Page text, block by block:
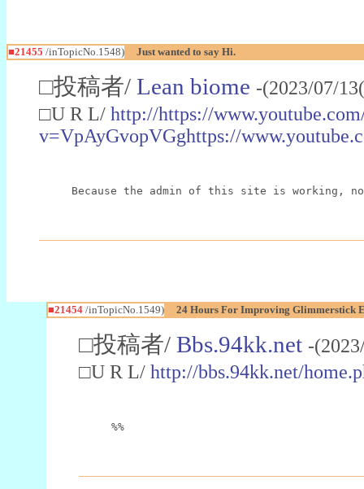
■21455 /inTopicNo.1548) Just wanted to say Hi.
□投稿者/ Lean biome -(2023/07/
□U R L/ http://https://
v=VpAyGvopVGghttps://
Because the admin of this site is working,
■21454/inTopicNo.1549) 24 Hours For Improving Glimmerstick
□投稿者/ Bbs.94kk.net -
□U R L/ http://bbs.94kk.net/
%%